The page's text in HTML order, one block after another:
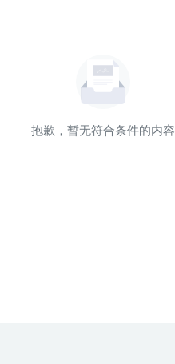
抱歉，暂无符合条件的内容